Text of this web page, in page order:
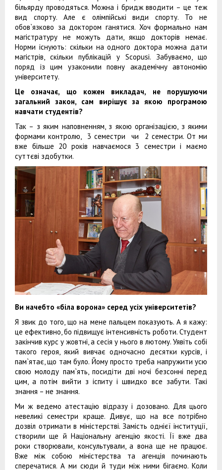
більярду проводяться. Можна і бридж вводити – це теж
вид спорту. Але є олімпійські види спорту. То не
обов`язково за доктором ганятися. Хоч формально нам
магістратуру не можуть дати, якщо докторів немає.
Норми існують: скільки на одного доктора можна дати
магістрів, скільки публікацій у Scopusі. Забуваємо, що
поряд із цим узаконили повну академічну автономію
університету.
Це означає, що кожен викладач, не порушуючи
загальний закон, сам вирішує за якою
програмою
навчати студентів?
Так – з яким наповненням, з якою організацією, з якими
формами контролю, 3 семестри чи 2 семестри. От ми
вже більше 20 років навчаємося 3 семестри і маємо
суттєві здобутки.
Ви начебто «біла ворона» серед усіх університетів?
Я звик до того, що на мене пальцем показують. А я кажу:
це ефективно, бо підвищує інтенсивність роботи. Студент
закінчив курс у жовтні, а сесія у нього в лютому. Уявіть собі
такого героя, який вивчає одночасно десятки курсів, і
пам`ятає, що там було. Йому просто треба напружити усю
свою молоду пам`ять, посидіти дві ночі безсонні перед
цим, а потім вийти з іспиту і швидко все забути. Такі
знання – не знання.
Ми ж ведемо атестацію відразу і дозовано. Для цього
невеликі семестри краще. Дивує, що на все потрібно
дозвіл отримати в міністерстві. Замість однієї інституції,
створили ще й Національну агенцію якості. Її вже два
роки створювали, консультували, а вона ще не працює.
Вже між собою міністерства та агенція починають
сперечатися. А ми сюди й туди між ними бігаємо. Коли